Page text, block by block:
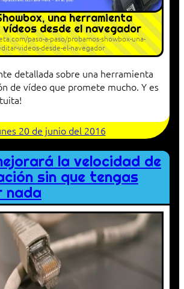
una herramienta
desde el navegador
paso-a-paso/probamos-showbox-una-
videos-desde-el-navegador
detallada sobre una herramienta
de vídeo que promete mucho. Y es
20 de junio del 2016
la velocidad de
sin que tengas
nada